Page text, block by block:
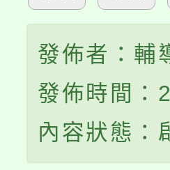
發佈者：輔
發佈時間：
內容狀態：